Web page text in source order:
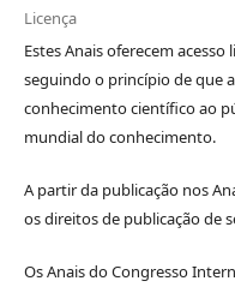
Licença
Estes Anais oferecem
seguindo o princípio de que
conhecimento científico ao
mundial do conhecimento.
A partir da publicação nos
os direitos de publicação de
Os Anais do Congresso